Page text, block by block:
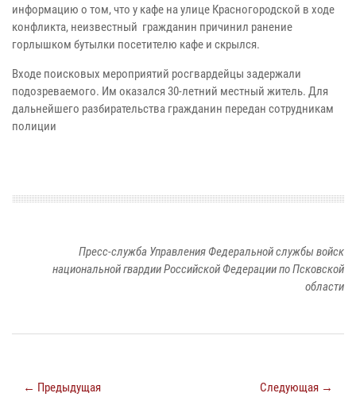
информацию о том, что у кафе на улице Красногородской в ходе
конфликта, неизвестный гражданин причинил ранение
горлышком бутылки посетителю кафе и скрылся.
Входе поисковых мероприятий росгвардейцы задержали
подозреваемого. Им оказался 30-летний местный житель. Для
дальнейшего разбирательства гражданин передан сотрудникам
полиции
Пресс-служба Управления Федеральной службы войск
национальной гвардии Российской Федерации по Псковской
области
← Предыдущая Следующая →